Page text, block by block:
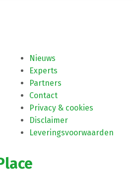
Nieuws
Experts
Partners
Contact
Privacy & cookies
Disclaimer
Leveringsvoorwaarden